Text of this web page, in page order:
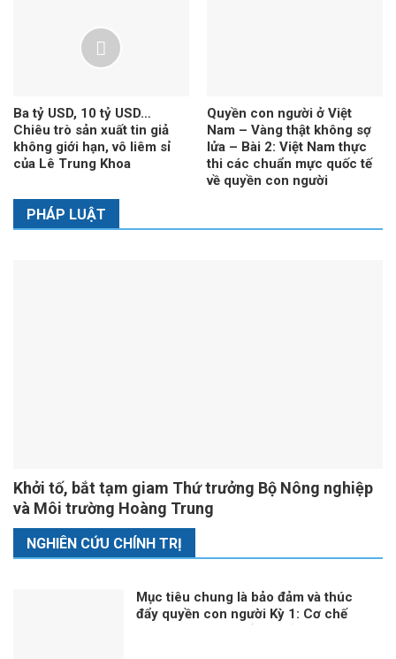
Ba tỷ USD, 10 tỷ USD…
Chiêu trò sản xuất tin giả
không giới hạn, vô liêm sỉ
của Lê Trung Khoa
Quyền con người ở Việt
Nam – Vàng thật không sợ
lửa – Bài 2: Việt Nam thực
thi các chuẩn mực quốc tế
về quyền con người
PHÁP LUẬT
Khởi tố, bắt tạm giam Thứ trưởng Bộ Nông nghiệp
và Môi trường Hoàng Trung
NGHIÊN CỨU CHÍNH TRỊ
Mục tiêu chung là bảo đảm và thúc
đẩy quyền con người Kỳ 1: Cơ chế